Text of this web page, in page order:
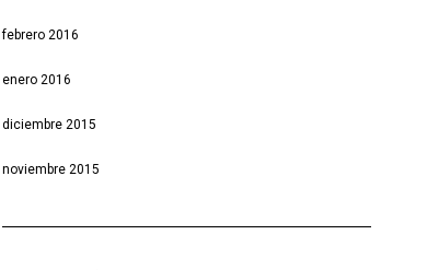
febrero 2016
enero 2016
diciembre 2015
noviembre 2015